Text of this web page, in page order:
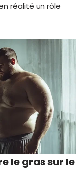
réalité un rôle
le gras sur le